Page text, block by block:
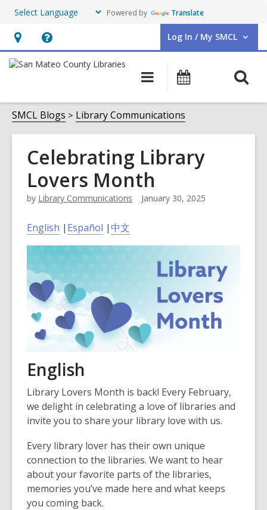
Powered by Translate
Hours
&
opens
an
overlay
Help,
opens
overlay
Log In / My SMCL
User Log In / My SMCL.
Main
navigation
Events
SMCL Blogs Library Communications
Celebrating Library
Lovers Month
by Library Communications January 30, 2025
English | Español | 中文
English
Library Lovers Month is back! Every February,
we delight in celebrating a love of libraries and
invite you to share your library love with us.
Every library lover has their own unique
connection to the libraries. We want to hear
about your favorite parts of the libraries,
memories you’ve made here and what keeps
you coming back.